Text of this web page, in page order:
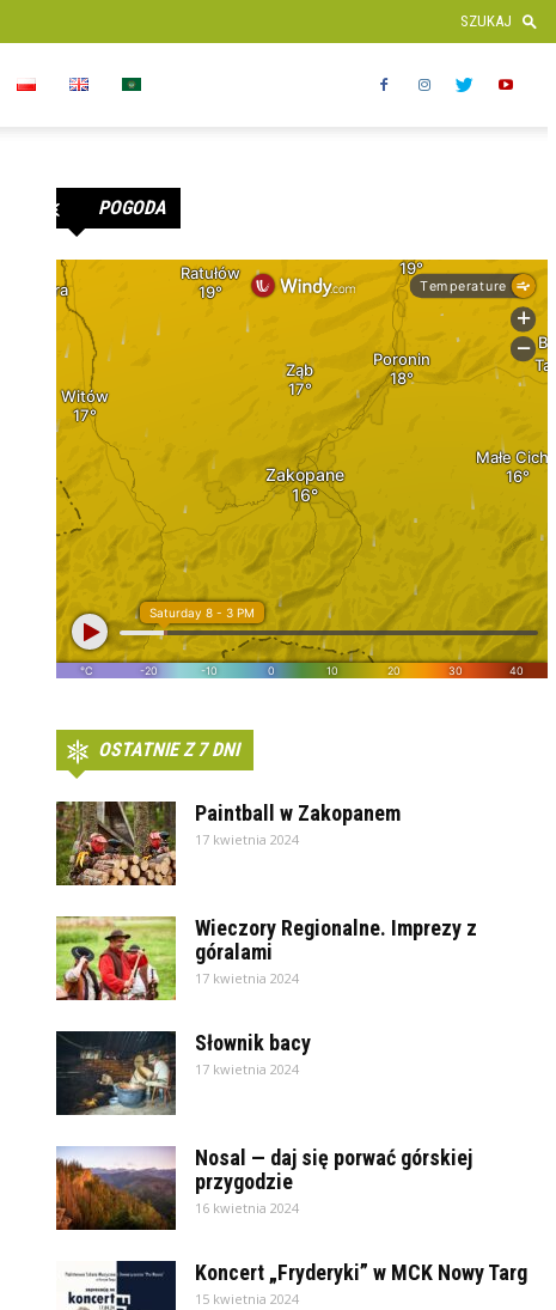
POGODA
OSTATNIE Z 7 DNI
Paintball w Zakopanem
17 kwietnia 2024
Wieczory Regionalne. Imprezy z
góralami
17 kwietnia 2024
Słownik bacy
17 kwietnia 2024
Nosal — daj się porwać górskiej
przygodzie
16 kwietnia 2024
Koncert „Fryderyki” w MCK Nowy Targ
15 kwietnia 2024